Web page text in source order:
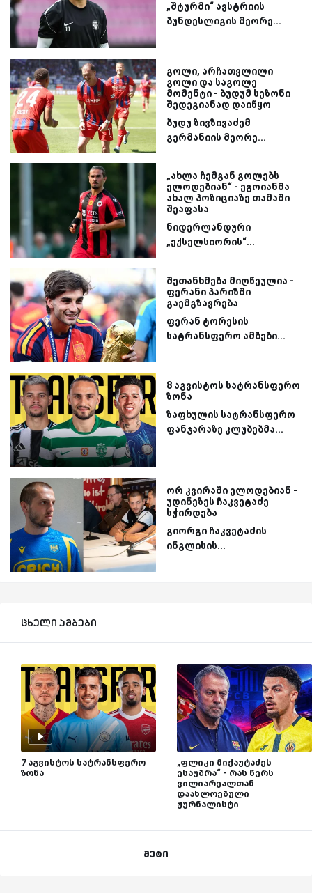
„შტურმი“ ავსტრიის
ბუნდესლიგის მეორე...
გოლი, არჩათვლილი
გოლი და საგოლე
მომენტი - ბუდუმ სეზონი
შედეგიანად დაიწყო
ბუდუ ზივზივაძემ
გერმანიის მეორე...
„ახლა ჩემგან გოლებს
ელოდებიან“ - ეგოიანმა
ახალ პოზიციაზე თამაში
შეაფასა
ნიდერლანდური
„ექსელსიორის“...
შეთანხმება მიღწეულია -
ფერანი პარიზში
გაემგზავრება
ფერან ტორესის
სატრანსფერო ამბები...
8 აგვისტოს სატრანსფერო
ზონა
ზაფხულის სატრანსფერო
ფანჯარაზე კლუბებმა...
ორ კვირაში ელოდებიან -
უდინეზეს ჩაკვეტაძე
სჭირდება
გიორგი ჩაკვეტაძის
ინგლისის...
ცხელი ამბები
7 აგვისტოს სატრანსფერო
ზონა
„ფლიკი მიქაუტაძეს
ესაუბრა“ - რას წერს
ვილიარეალთან
დაახლოებული
ჟურნალისტი
მეტი